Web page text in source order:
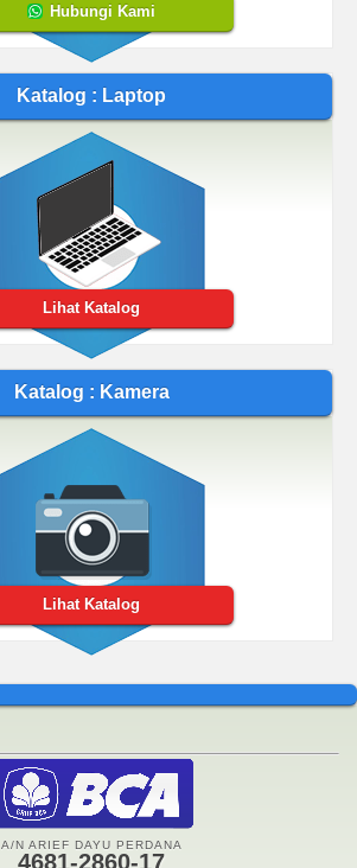
Hubungi Kami
Katalog : Laptop
Lihat Katalog
Katalog : Kamera
Lihat Katalog
A/N ARIEF DAYU PERDANA
4681-2860-17